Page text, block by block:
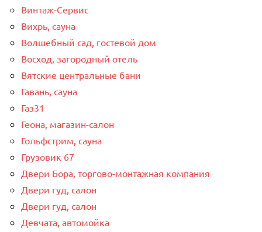
Винтаж-Сервис
Вихрь, сауна
Волшебный сад, гостевой дом
Восход, загородный отель
Вятские центральные бани
Гавань, сауна
Газ31
Геона, магазин-салон
Гольфстрим, сауна
Грузовик 67
Двери Бора, торгово-монтажная компания
Двери гуд, салон
Двери гуд, салон
Девчата, автомойка